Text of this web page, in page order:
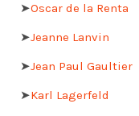
➤Oscar de la Renta
➤Jeanne Lanvin
➤Jean Paul Gaultier
➤Karl Lagerfeld